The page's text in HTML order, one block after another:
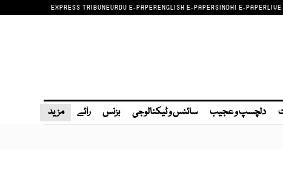
EXPRESS TRIBUNEURDU E-PAPERENGLISH E-PAPERSINDHI E-PAPERLIVE
دلچسپ و عجیب سائنس و ٹیکنالوجی بزنس رائے مزید